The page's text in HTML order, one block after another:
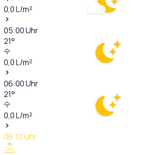
0,0L/m²
05:00Uhr
21°
0,0L/m²
06:00Uhr
21°
0,0L/m²
06:10Uhr